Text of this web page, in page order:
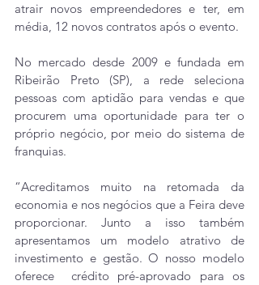
atrair novos empreendedores e ter, em
média, 12 novos contratos após o evento.
No mercado desde 2009 e fundada em
Ribeirão Preto (SP), a rede seleciona
pessoas com aptidão para vendas e que
procurem uma oportunidade para ter o
próprio negócio, por meio do sistema de
franquias.
“Acreditamos muito na retomada da
economia e nos negócios que a Feira deve
proporcionar. Junto a isso também
apresentamos um modelo atrativo de
investimento e gestão. O nosso modelo
oferece  crédito pré-aprovado para os